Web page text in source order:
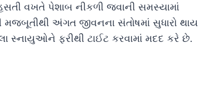
વખતે પેશાબ નીકળી જવાની સમસ્યામાં
અંગત જીવનના સંતોષમાં સુધારો થાય
સ્નાયુઓને ફરીથી ટાઈટ કરવામાં મદદ કરે છે.